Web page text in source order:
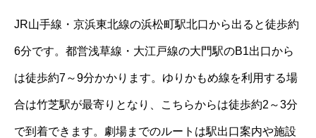
JR山手線・京浜東北線の浜松町駅北口から出ると徒歩約
6分です。都営浅草線・大江戸線の大門駅のB1出口から
は徒歩約7～9分かかります。ゆりかもめ線を利用する場
合は竹芝駅が最寄りとなり、こちらからは徒歩約2～3分
で到着できます。劇場までのルートは駅出口案内や施設